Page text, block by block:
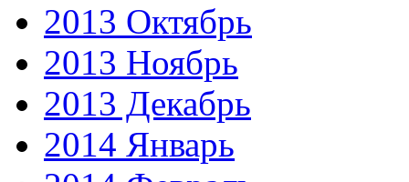
2013 Октябрь
2013 Ноябрь
2013 Декабрь
2014 Январь